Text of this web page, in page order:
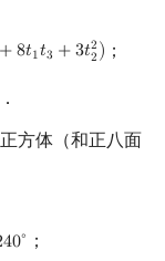
+8𝑡1𝑡3 +3𝑡2
2)
+8t1t3+ 3t 22) ；
)．
方体（和正八面
40∘∘ ；